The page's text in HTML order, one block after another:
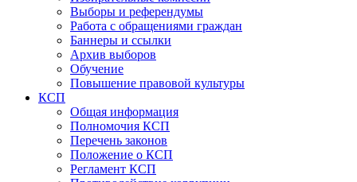
Выборы и референдумы
Работа с обращениями граждан
Баннеры и ссылки
Архив выборов
Обучение
Повышение правовой культуры
КСП
Общая информация
Полномочия КСП
Перечень законов
Положение о КСП
Регламент КСП